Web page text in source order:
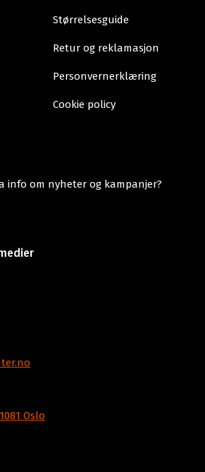
Størrelsesguide
Retur og reklamasjon
Personvernerklæring
Cookie policy
info om nyheter og kampanjer?
Oslo